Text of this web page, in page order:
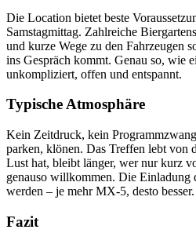
Die Location bietet beste
Samstagmittag. Zahlreiche
und kurze Wege zu den Fahrzeugen
ins Gespräch kommt. Genau so, wie
unkompliziert, offen und entspannt.
Typische Atmosphäre
Kein Zeitdruck, kein
parken, klönen. Das Treffen lebt von
Lust hat, bleibt länger, wer nur kurz
genauso willkommen. Die Einladung
werden – je mehr MX-5, desto besser.
Fazit